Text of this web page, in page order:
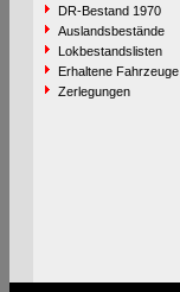
DR-Bestand 1970
Auslandsbestände
Lokbestandslisten
Erhaltene Fahrzeuge
Zerlegungen